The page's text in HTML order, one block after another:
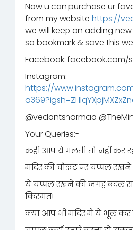
Now u can purchase ur
from my website https://
we will keep on adding
so bookmark & save this
Facebook: facebook.com/
Instagram:
https://
‪@vedantsharmaa‬
Your Queries:-
कहीं आप ये गलती तो नहीं कर
मंदिर की चौखट पर चप्पल रखने
ये चप्पल रखने की जगह बदल
किस्मत!
क्या आप भी मंदिर में ये भूल कर